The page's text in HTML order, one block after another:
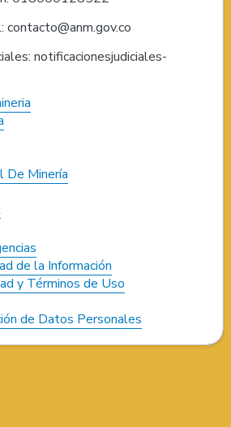
contacto@anm.gov.co
notificacionesjudiciales-
De Minería
de la Información
y Términos de Uso
de Datos Personales